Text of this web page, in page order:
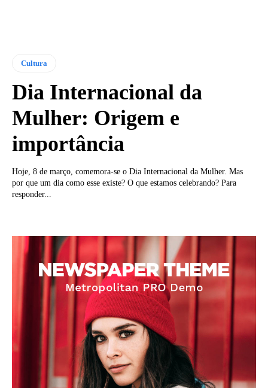
Cultura
Dia Internacional da
Mulher: Origem e
importância
Hoje, 8 de março, comemora-se o Dia Internacional da Mulher. Mas
por que um dia como esse existe? O que estamos celebrando? Para
responder...